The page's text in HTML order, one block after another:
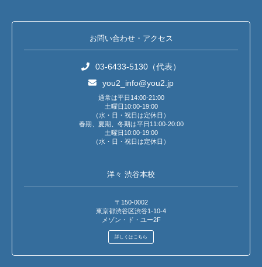
お問い合わせ・アクセス
03-6433-5130（代表）
you2_info@you2.jp
通常は平日14:00-21:00
土曜日10:00-19:00
（水・日・祝日は定休日）
春期、夏期、冬期は平日11:00-20:00
土曜日10:00-19:00
（水・日・祝日は定休日）
洋々 渋谷本校
〒150-0002
東京都渋谷区渋谷1-10-4
メゾン・ド・ユー2F
詳しくはこちら